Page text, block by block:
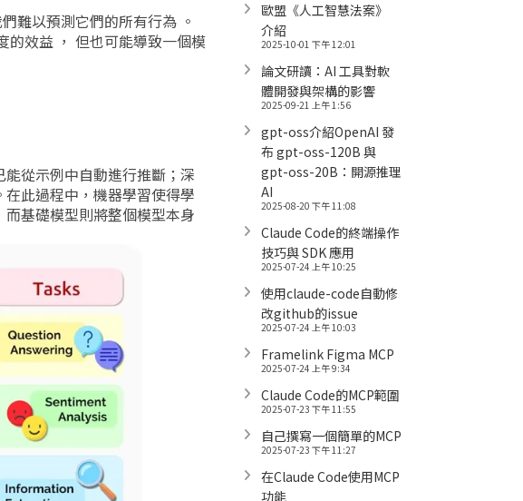
難以預測它們的所有行為 。
的效益 ， 但也可能導致一個模
從示例中自動進行推斷；深
此過程中，機器學習使得學
基礎模型則將整個模型本身
歐盟《人工智慧法案》
介紹
2025-10-01 下午 12:01
論文研讀：AI 工具對軟
體開發與架構的影響
2025-09-21 上午 1:56
gpt-oss介紹OpenAI 發
布 gpt-oss-120B 與
gpt-oss-20B：開源推理
AI
2025-08-20 下午 11:08
Claude Code的終端操作
技巧與 SDK 應用
2025-07-24 上午 10:25
使用claude-code自動修
改github的issue
2025-07-24 上午 10:03
Framelink Figma MCP
2025-07-24 上午 9:34
Claude Code的MCP範圍
2025-07-23 下午 11:55
自己撰寫一個簡單的MCP
2025-07-23 下午 11:27
在Claude Code使用MCP
功能